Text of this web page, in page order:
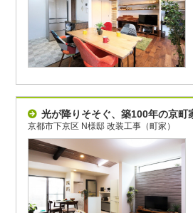
光が降りそそぐ、築100年の京町
京都市下京区 N様邸 改装工事（町家）